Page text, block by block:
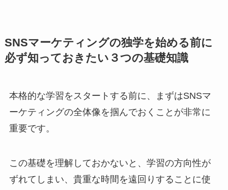
SNSマーケティングの独学を始める前に
必ず知っておきたい３つの基礎知識
本格的な学習をスタートする前に、まずはSNSマ
ーケティングの全体像を掴んでおくことが非常に
重要です。
この基礎を理解しておかないと、学習の方向性が
ずれてしまい、貴重な時間を遠回りすることに使